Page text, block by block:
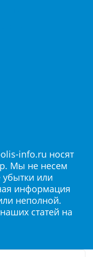
info.ru носят
Мы не несем
убытки или
информация
неполной.
статей на